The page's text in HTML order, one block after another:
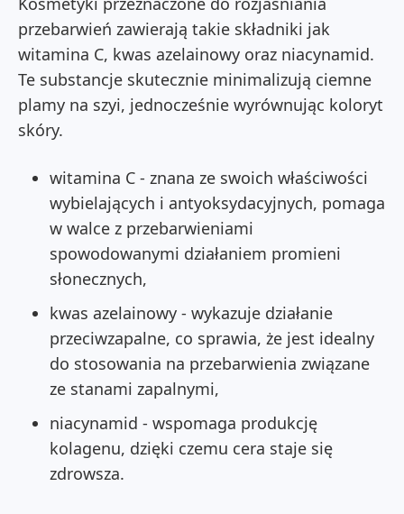
przebarwień zawierają takie składniki jak
witamina C, kwas azelainowy oraz niacynamid.
Te substancje skutecznie minimalizują ciemne
plamy na szyi, jednocześnie wyrównując koloryt
skóry.
witamina C - znana ze swoich właściwości
wybielających i antyoksydacyjnych, pomaga
w walce z przebarwieniami
spowodowanymi działaniem promieni
słonecznych,
kwas azelainowy - wykazuje działanie
przeciwzapalne, co sprawia, że jest idealny
do stosowania na przebarwienia związane
ze stanami zapalnymi,
niacynamid - wspomaga produkcję
kolagenu, dzięki czemu cera staje się
zdrowsza.